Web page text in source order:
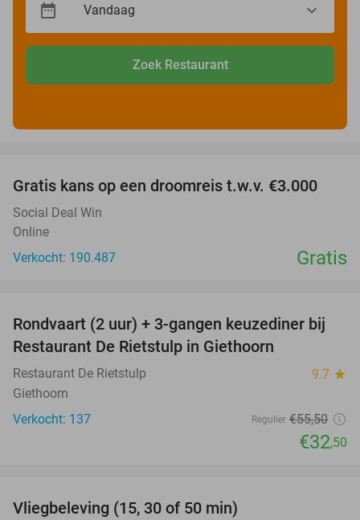
Zoek Restaurant
Gratis kans op een droomreis t.w.v. €3.000
Social Deal Win
Online
Verkocht: 190.487
Gratis
41%
Rondvaart (2 uur) + 3-gangen keuzediner bij
Restaurant De Rietstulp in Giethoorn
Restaurant De Rietstulp 9.7 star
Giethoorn
Verkocht: 137
Regulier €55,50
€32,50
Vliegbeleving (15, 30 of 50 min)